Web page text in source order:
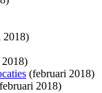
2018)
2018)
(februari 2018)
2018)